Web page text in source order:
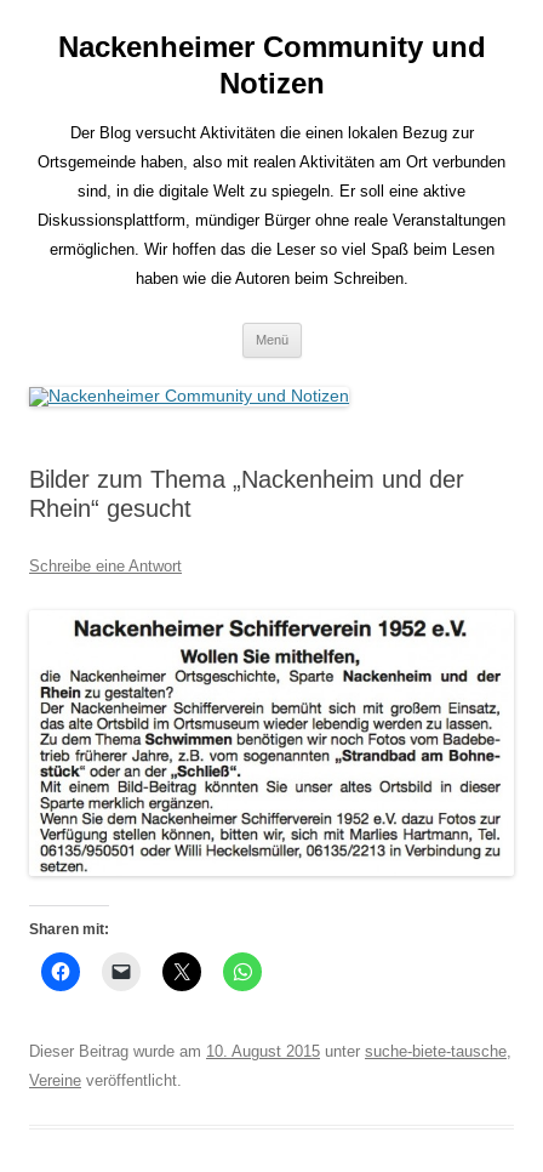
Nackenheimer Community und
Notizen
Der Blog versucht Aktivitäten die einen lokalen Bezug zur
Ortsgemeinde haben, also mit realen Aktivitäten am Ort verbunden
sind, in die digitale Welt zu spiegeln. Er soll eine aktive
Diskussionsplattform, mündiger Bürger ohne reale Veranstaltungen
ermöglichen. Wir hoffen das die Leser so viel Spaß beim Lesen
haben wie die Autoren beim Schreiben.
Menü
Bilder zum Thema „Nackenheim und der
Rhein“ gesucht
Schreibe eine Antwort
Sharen mit:
Dieser Beitrag wurde am 10. August 2015 unter suche-biete-tausche
Vereine veröffentlicht.